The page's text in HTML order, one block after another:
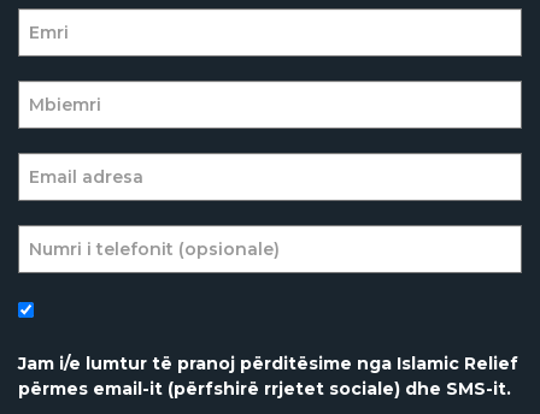
Jam i/e lumtur të pranoj përditësime nga Islamic Relief
përmes email-it (përfshirë rrjetet sociale) dhe SMS-it.